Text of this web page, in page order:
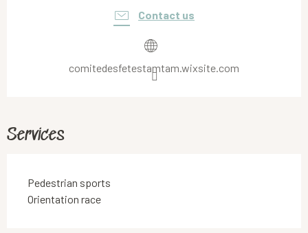
Contact us
comitedesfetestamtam.wixsite.com
Services
Pedestrian sports
Orientation race